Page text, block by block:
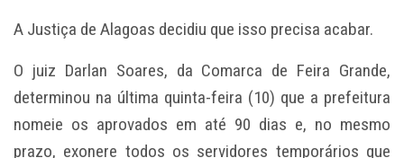
A Justiça de Alagoas decidiu que isso precisa acabar.
O juiz Darlan Soares, da Comarca de Feira Grande,
determinou na última quinta-feira (10) que a prefeitura
nomeie os aprovados em até 90 dias e, no mesmo
prazo, exonere todos os servidores temporários que